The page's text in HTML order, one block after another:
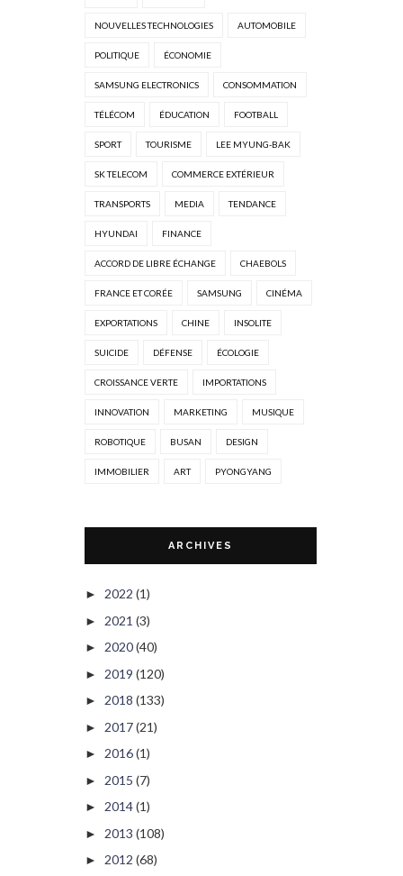
NOUVELLES TECHNOLOGIES AUTOMOBILE
POLITIQUE ÉCONOMIE
SAMSUNG ELECTRONICS CONSOMMATION
TÉLÉCOM ÉDUCATION FOOTBALL
SPORT TOURISME LEE MYUNG-BAK
SK TELECOM COMMERCE EXTÉRIEUR
TRANSPORTS MEDIA TENDANCE
HYUNDAI FINANCE
ACCORD DE LIBRE ÉCHANGE CHAEBOLS
FRANCE ET CORÉE SAMSUNG CINÉMA
EXPORTATIONS CHINE INSOLITE
SUICIDE DÉFENSE ÉCOLOGIE
CROISSANCE VERTE IMPORTATIONS
INNOVATION MARKETING MUSIQUE
ROBOTIQUE BUSAN DESIGN
IMMOBILIER ART PYONGYANG
ARCHIVES
► 2022 (1)
► 2021 (3)
► 2020(40)
► 2019 (120)
► 2018 (133)
► 2017(21)
► 2016(1)
► 2015 (7)
► 2014(1)
► 2013 (108)
► 2012 (68)